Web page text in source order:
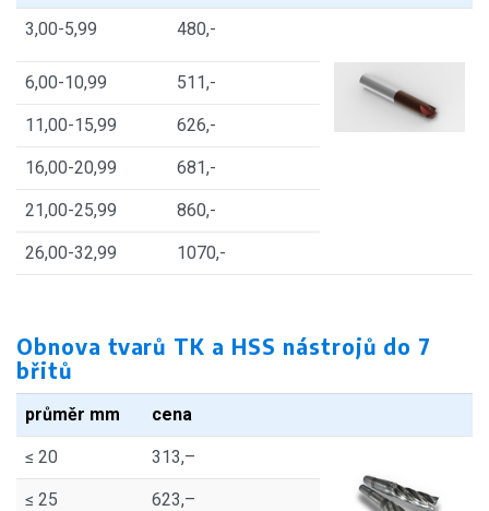
3,00-5,99 480,-
6,00-10,99 511,-
11,00-15,99 626,-
16,00-20,99 681,-
21,00-25,99 860,-
26,00-32,99 1070,-
Obnova tvarů TK a HSS nástrojů do 7
břitů
průměr mm cena
≤ 20 313,–
≤ 25 623,–